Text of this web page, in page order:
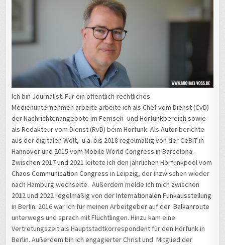
Ich bin Journalist. Für ein öffentlich-rechtliches
Medienunternehmen arbeite arbeite ich als Chef vom Dienst (CvD)
der Nachrichtenangebote im Fernseh- und Hörfunkbereich sowie
als Redakteur vom Dienst (RvD) beim Hörfunk. Als Autor berichte
aus der digitalen Welt, u.a. bis 2018 regelmäßig von der CeBIT in
Hannover und 2015 vom Mobile World Congress in Barcelona.
Zwischen 2017 und 2021 leitete ich den jährlichen Hörfunkpool vom
Chaos Communication Congress in Leipzig, der inzwischen wieder
nach Hamburg wechselte. Außerdem melde ich mich zwischen
2012 und 2022 regelmäßig von derInternationalen Funkausstellung
in Berlin. 2016 war ich für meinen Arbeitgeber auf derBalkanroute
unterwegs und sprach mit Flüchtlingen. Hinzu kam eine
Vertretungszeit als Hauptstadtkorrespondent für den Hörfunk in
Berlin. Außerdem bin ich engagierter Christ und Mitglied der